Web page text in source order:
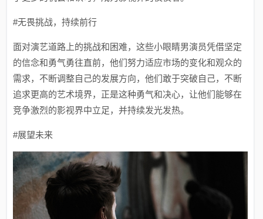
#无畏挑战，持续前行
面对演艺道路上的挑战和困难，这些小眼睛男演员凭借坚定
的信念和勇气勇往直前，他们努力适应市场的变化和观众的
需求，不断调整自己的发展方向，他们敢于突破自己，不断
追求更高的艺术境界，正是这种勇气和决心，让他们能够在
竞争激烈的影视界中立足，并持续发光发热。
#展望未来